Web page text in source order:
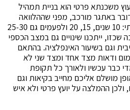
משכנתא פרטי הוא בניית תמהיל
באתגר מורכב, מפני שההלוואה
נלקחת לפרק זמן משמעותי: 10 שנים, 15, 20 ולפעמים גם 25-30
ייתכנו שינויים גם במצב הכספי
וגם בשיעור האינפלציה. בהתאם
ודאות מצד אחד ומצד שני לא
כבר עכשיו ולאורך כל תקופת
מושלם אליכם מחייב בקיאות וגם
ולכן ההמלצה על יועץ פרטי ולא איש